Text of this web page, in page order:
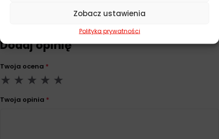
Zobacz ustawienia
Polityka prywatności
Dodaj opinię
Twoja ocena *
Twoja opinia *